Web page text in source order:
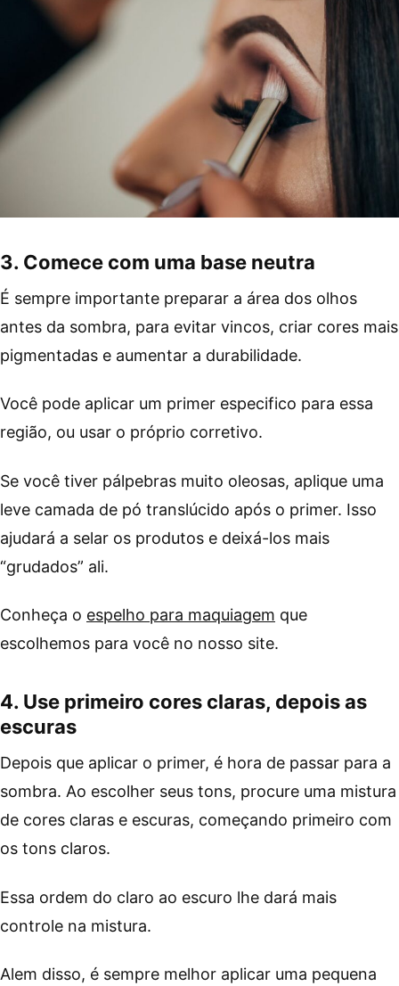
3. Comece com uma base neutra
É sempre importante preparar a área dos olhos
antes da sombra, para evitar vincos, criar cores mais
pigmentadas e aumentar a durabilidade.
Você pode aplicar um primer especifico para essa
região, ou usar o próprio corretivo.
Se você tiver pálpebras muito oleosas, aplique uma
leve camada de pó translúcido após o primer. Isso
ajudará a selar os produtos e deixá-los mais
“grudados” ali.
Conheça o espelho para maquiagem que
escolhemos para você no nosso site.
4. Use primeiro cores claras, depois as
escuras
Depois que aplicar o primer, é hora de passar para a
sombra. Ao escolher seus tons, procure uma mistura
de cores claras e escuras, começando primeiro com
os tons claros.
Essa ordem do claro ao escuro lhe dará mais
controle na mistura.
Alem disso, é sempre melhor aplicar uma pequena